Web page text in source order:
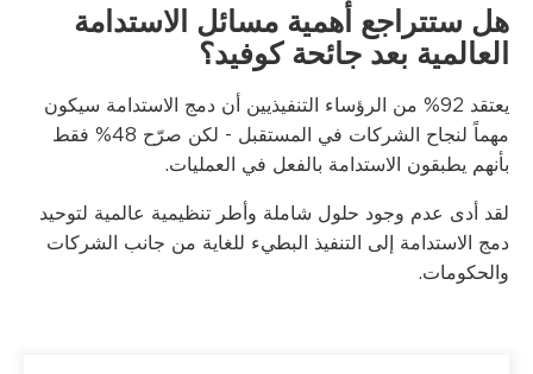
هل ستتراجع أهمية مسائل الاستدامة
العالمية بعد جائحة كوفيد؟
يعتقد 92% من الرؤساء التنفيذيين أن دمج الاستدامة سيكون
مهماً لنجاح الشركات في المستقبل - لكن صرّح 48% فقط
بأنهم يطبقون الاستدامة بالفعل في العمليات.
لقد أدى عدم وجود حلول شاملة وأطر تنظيمية عالمية لتوحيد
دمج الاستدامة إلى التنفيذ البطيء للغاية من جانب الشركات
والحكومات.